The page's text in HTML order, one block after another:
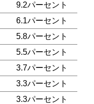
9.2パーセント
6.1パーセント
5.8パーセント
5.5パーセント
3.7パーセント
3.3パーセント
3.3パーセント